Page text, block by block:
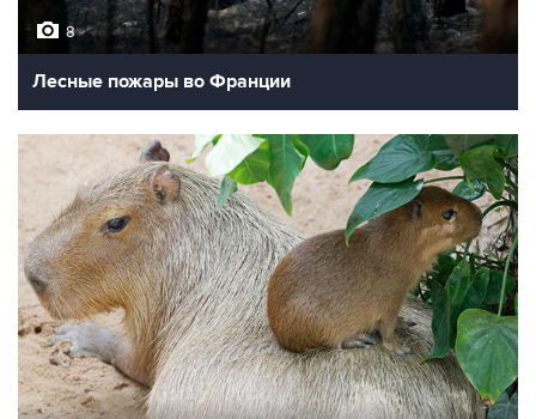
8
Лесные пожары во Франции